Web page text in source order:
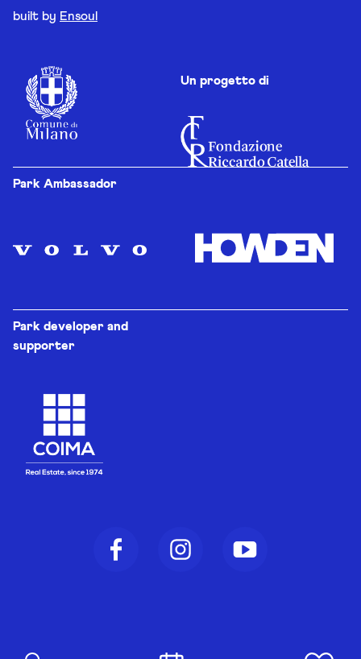
built by Ensoul
Un progetto di
Park Ambassador
Park developer and
supporter